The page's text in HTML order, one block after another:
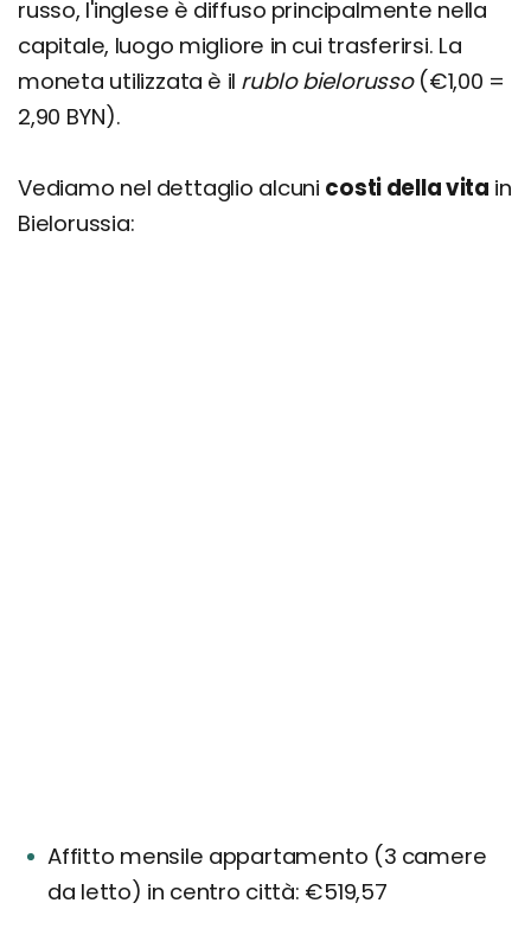
russo, l'inglese è diffuso principalmente nella
capitale, luogo migliore in cui trasferirsi. La
moneta utilizzata è il rublo bielorusso(€1,00 =
2,90 BYN).
Vediamo nel dettaglio alcuni costi della vita in
Bielorussia:
Affitto mensile appartamento (3 camere
da letto) in centro città: €519,57